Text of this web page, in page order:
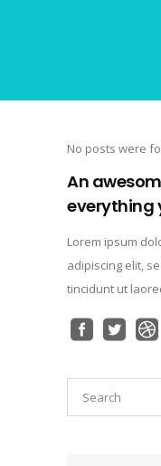
No posts were
An
everything
Lorem ipsum
adipiscing elit,
tincidunt ut